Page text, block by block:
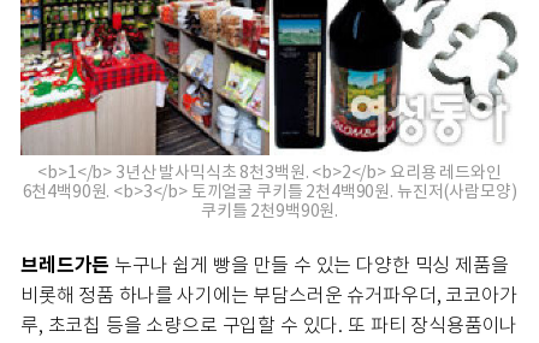
<b>1</b> 3년산 발사믹식초 8천3백원. <b>2</b> 요리용 레드와인
6천4백90원. <b>3</b> 토끼얼굴 쿠키틀 2천4백90원. 뉴진저(사람모양)
쿠키틀 2천9백90원.
브레드가든 누구나 쉽게 빵을 만들 수 있는 다양한 믹싱 제품을
비롯해 정품 하나를 사기에는 부담스러운 슈거파우더, 코코아가
루, 초코칩 등을 소량으로 구입할 수 있다. 또 파티 장식용품이나